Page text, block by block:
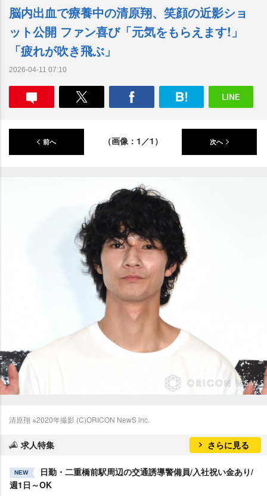
t
e
脳内出血で療養中の清原翔、笑顔の近影ショ
ット公開 ファン喜び「元気をもらえます!」
「疲れが吹き飛ぶ」
2026-04-11 07:10
前へ （画像：1／1） 次へ
清原翔 ※2020年撮影 (C)ORICON NewS inc.
求人特集 さらに見る
NEW
日勤・二重橋前駅周辺の交通誘導警備員/入社祝い金あり/
週1日～OK